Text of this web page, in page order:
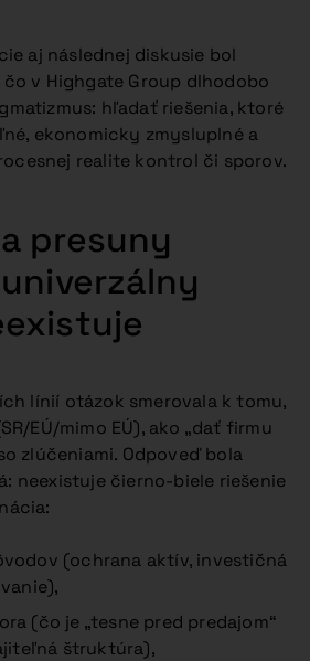
aj následnej diskusie bol
v Highgate Group dlhodobo
hľadať riešenia, ktoré
ekonomicky zmysluplné a
realite kontrol či sporov.
presuny
línií otázok smerovala k tomu,
EÚ/mimo EÚ), ako „dať firmu
zlúčeniami. Odpoveď bola
neexistuje čierno-biele riešenie
(ochrana aktív, investičná
(čo je „tesne pred predajom“
štruktúra),